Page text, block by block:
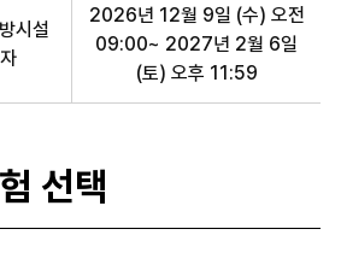
시설
2026년 12월 9일 (수) 오전
09:00~ 2027년 2월 6일
(토) 오후 11:59
선택